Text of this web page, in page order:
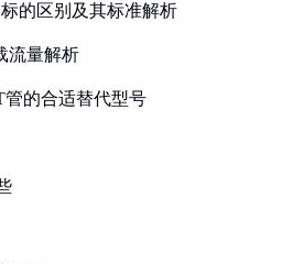
的区别及其标准解析
流量解析
管的合适替代型号